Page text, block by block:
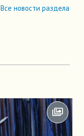
Все новости раздела